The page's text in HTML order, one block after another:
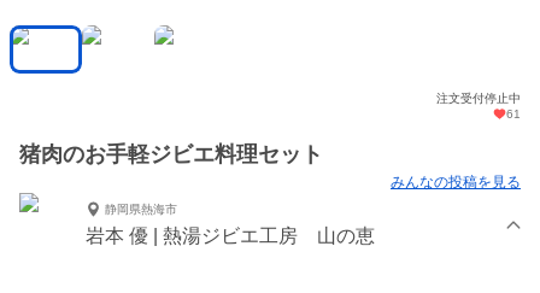
注文受付停止中
61
猪肉のお手軽ジビエ料理セット
みんなの投稿を見る
静岡県熱海市
岩本 優 | 熱湯ジビエ工房 山の恵